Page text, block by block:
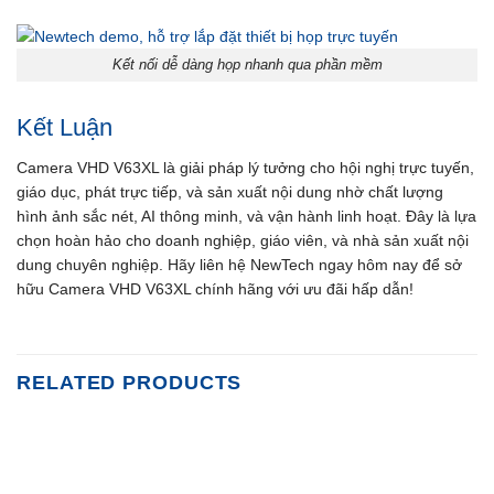
Kết nối dễ dàng họp nhanh qua phần mềm
Kết Luận
Camera VHD V63XL là giải pháp lý tưởng cho hội nghị trực tuyến,
giáo dục, phát trực tiếp, và sản xuất nội dung nhờ chất lượng
hình ảnh sắc nét, AI thông minh, và vận hành linh hoạt. Đây là lựa
chọn hoàn hảo cho doanh nghiệp, giáo viên, và nhà sản xuất nội
dung chuyên nghiệp. Hãy liên hệ NewTech ngay hôm nay để sở
hữu Camera VHD V63XL chính hãng với ưu đãi hấp dẫn!
RELATED PRODUCTS